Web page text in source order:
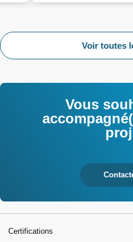
Voir toutes
Vous
Certifications